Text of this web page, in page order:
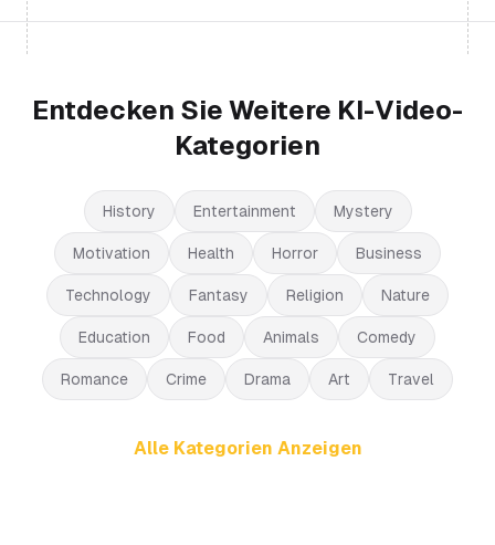
Entdecken Sie Weitere KI-Video-
Kategorien
History Entertainment Mystery
Motivation Health Horror Business
Technology Fantasy Religion Nature
Education Food Animals Comedy
Romance Crime Drama Art Travel
Alle Kategorien Anzeigen